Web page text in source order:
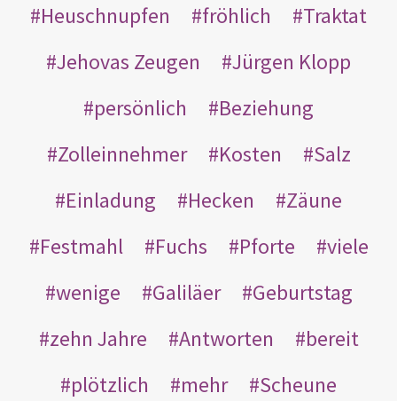
Heuschnupfen
fröhlich
Traktat
Jehovas Zeugen
Jürgen Klopp
persönlich
Beziehung
Zolleinnehmer
Kosten
Salz
Einladung
Hecken
Zäune
Festmahl
Fuchs Pforte
viele
wenige
Galiläer
Geburtstag
zehn Jahre
Antworten
bereit
plötzlich
mehr Scheune